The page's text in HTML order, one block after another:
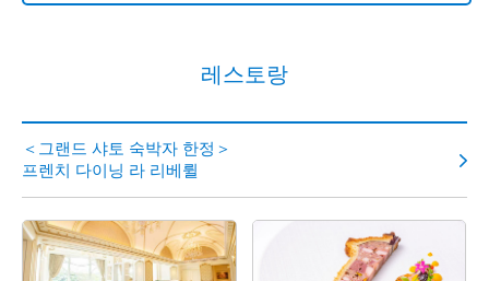
도쿄디즈니랜드 호텔
도쿄디즈니씨 호텔 미라코스타
레스토랑
＜그랜드 샤토 숙박자 한정＞
프렌치 다이닝 라 리베륄